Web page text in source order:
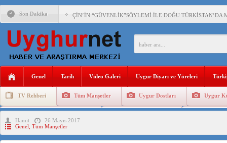
Son Dakika ÇİN’İN “GÜVENLİK”SÖYLEMİ İLE DOĞU TÜRKİSTAN’DA
PAKİSTAN,AFGANİSTAN’DA YAŞAYAN UYGURLARA
ANAHTAR PARTİ GENEL BAŞKANI AĞIRALİOĞLU :
ÇİN’İN DOĞU TÜRKİSTAN’DAKİ UYGULAMALARI
150 YILDIR KAYNAYAN YARAMIZ : ÇİN İŞGALİNDEKİ
ÇİN’İN UYGUR POLİTİKALARINI ÖVEN DİYANET
Genel Tarih Video Galeri Uygur Diyarı ve Yöreleri
TV Rehberi Tüm Manşetler Uygur Dostları Uygur
Uygurlarda Düğün ve Cenaze
Hamit
26 Mayıs 2017
Genel Tüm Manşetler